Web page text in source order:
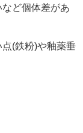
ど個体差があ
(鉄粉)や釉薬垂